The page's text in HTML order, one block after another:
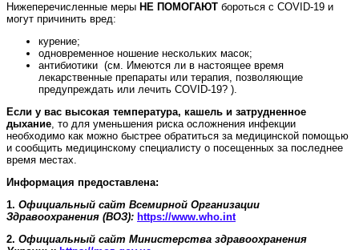
Нижеперечисленные меры НЕ ПОМОГАЮТ бороться с COVID‑19 и
могут причинить вред:
курение;
одновременное ношение нескольких масок;
антибиотики (см. Имеются ли в настоящее время
лекарственные препараты или терапия, позволяющие
предупреждать или лечить COVID-19? ).
Если у вас высокая температура, кашель и затрудненное
дыхание, то для уменьшения риска осложнения инфекции
необходимо как можно быстрее обратиться за медицинской помощью
и сообщить медицинскому специалисту о посещенных за последнее
время местах.
Информация предоставлена:
1. Официальный сайт Всемирной Организации
Здравоохранения (ВОЗ): https://www.who.int
2. Официальный сайт Министерства здравоохранения